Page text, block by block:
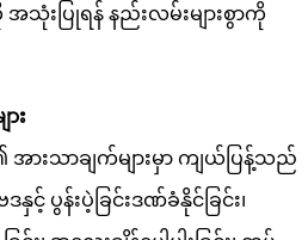
းပြုရန် နည်းလမ်းများစွာကို
း
းသာချက်များမှာ ကျယ်ပြန့်သည်
နှင့် ပွန်းပဲ့ခြင်းဒဏ်ခံနိုင်ခြင်း၊